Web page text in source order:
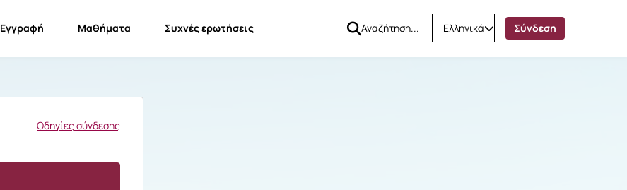
Εγγραφή Μαθήματα Συχνές ερωτήσεις Ελληνικά Σύνδεση
Οδηγίες σύνδεσης